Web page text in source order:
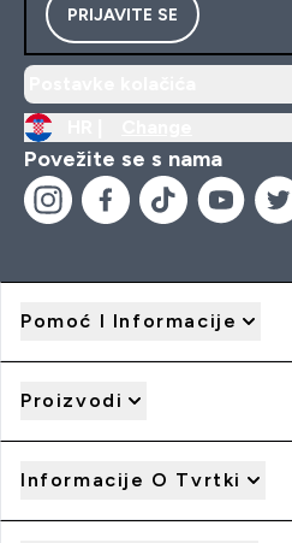
PRIJAVITE SE
Povežite se s nama
Pomoć I Informacije
Proizvodi
Informacije O Tvrtki